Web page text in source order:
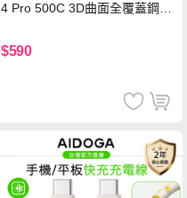
4 Pro 500C 3D曲面全覆蓋鋼化
保護貼
$590